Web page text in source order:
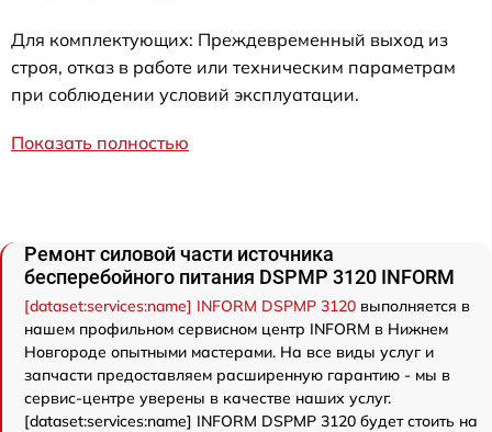
Для комплектующих: Преждевременный выход из
строя, отказ в работе или техническим параметрам
при соблюдении условий эксплуатации.
Показать полностью
Ремонт силовой части источника
бесперебойного питания DSPMP 3120 INFORM
[dataset:services:name] INFORM DSPMP 3120 выполняется в
нашем профильном сервисном центр INFORM в Нижнем
Новгороде опытными мастерами. На все виды услуг и
запчасти предоставляем расширенную гарантию - мы в
сервис-центре уверены в качестве наших услуг.
[dataset:services:name] INFORM DSPMP 3120 будет стоить на